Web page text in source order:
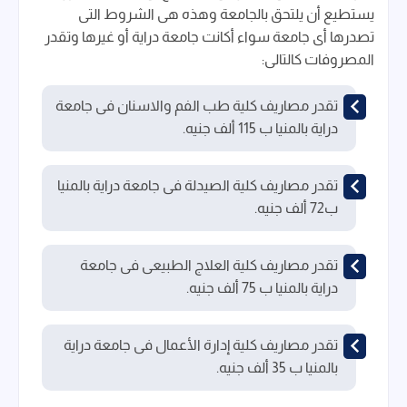
يستطيع أن يلتحق بالجامعة وهذه هى الشروط التى
تصدرها أى جامعة سواء أكانت جامعة دراية أو غيرها وتقدر
المصروفات كالتالى:
تقدر مصاريف كلية طب الفم والاسنان فى جامعة
دراية بالمنيا ب 115 ألف جنيه.
تقدر مصاريف كلية الصيدلة فى جامعة دراية بالمنيا
ب72 ألف جنيه.
تقدر مصاريف كلية العلاج الطبيعى فى جامعة
دراية بالمنيا ب 75 ألف جنيه.
تقدر مصاريف كلية إدارة الأعمال فى جامعة دراية
بالمنيا ب 35 ألف جنيه.